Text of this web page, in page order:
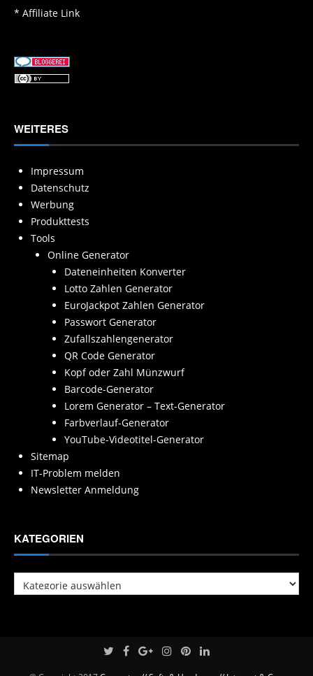
* Affiliate Link
WEITERES
Impressum
Datenschutz
Werbung
Produkttests
Tools
Online Generator
Dateneinheiten Konverter
Lotto Zahlen Generator
EuroJackpot Zahlen Generator
Passwort Generator
Zufallszahlengenerator
QR Code Generator
Kopf oder Zahl Münzwurf
Barcode-Generator
Lorem Generator – Text-Generator
Farbverlauf-Generator
YouTube-Videotitel-Generator
Sitemap
IT-Problem melden
Newsletter Anmeldung
KATEGORIEN
Kategorien